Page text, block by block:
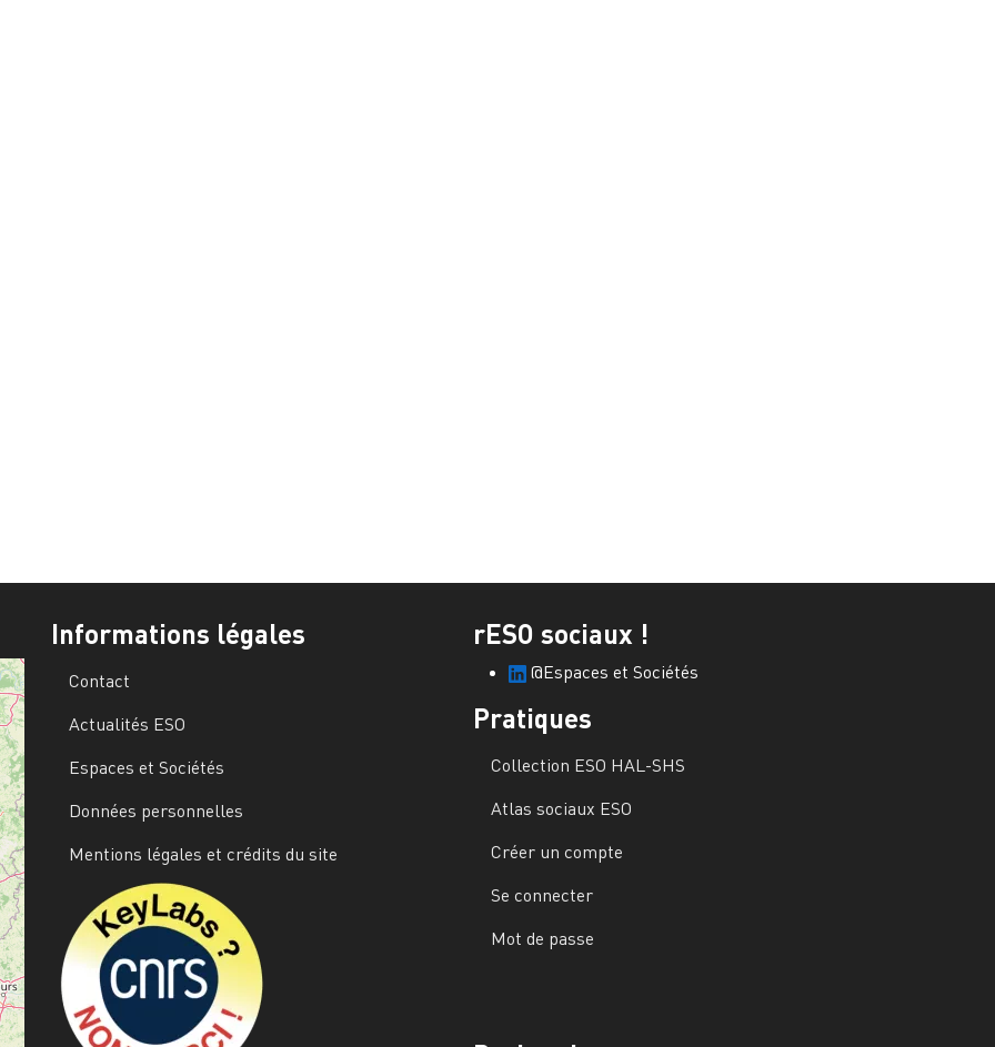
Informations légales
Contact
Actualités ESO
Espaces et Sociétés
Données personnelles
Mentions légales et crédits du site
rESO sociaux !
@Espaces et Sociétés
Pratiques
Collection ESO HAL-SHS
Atlas sociaux ESO
Créer un compte
Se connecter
Mot de passe